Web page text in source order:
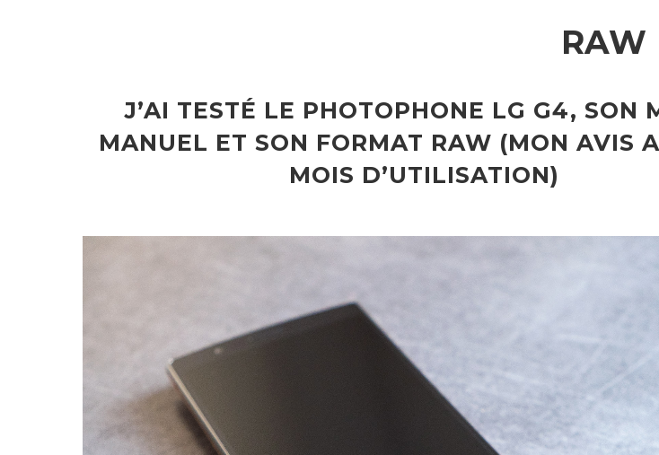
RAW
J’AI TESTÉ LE PHOTOPHONE LG G4, SON
MANUEL ET SON FORMAT RAW (MON AVIS
MOIS D’UTILISATION)